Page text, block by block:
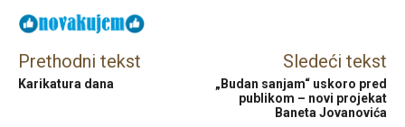
Prethodni tekst
Karikatura dana
Sledeći tekst
„Budan sanjam“ uskoro pred
publikom – novi projekat
Baneta Jovanovića